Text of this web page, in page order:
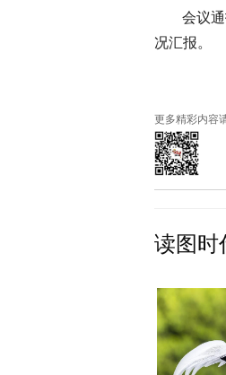
会议
况汇报。
更多精彩内容
			邢台网
			官方微信
读图时